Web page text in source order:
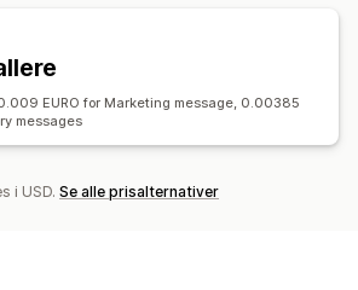
EURO for Marketing message, 0.00385
messages
i USD. Se alle prisalternativer